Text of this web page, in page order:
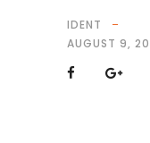
IDENT
AUGUST 9,